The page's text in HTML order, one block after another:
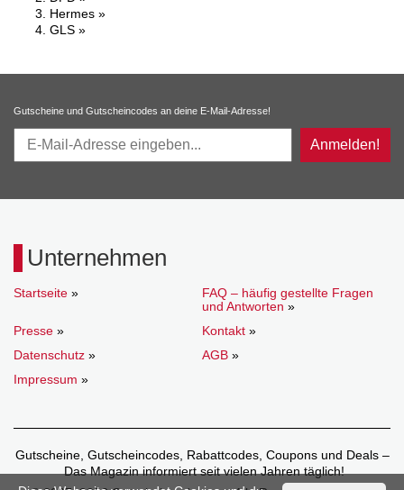
Hermes »
GLS »
Gutscheine und Gutscheincodes an deine E-Mail-Adresse!
Anmelden!
Unternehmen
Startseite »
FAQ – häufig gestellte Fragen
und Antworten »
Presse » Kontakt »
Datenschutz » AGB »
Impressum »
Gutscheine, Gutscheincodes, Rabattcodes, Coupons und Deals –
Das Magazin informiert seit vielen Jahren täglich!